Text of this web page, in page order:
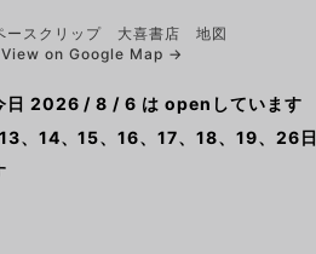
View on Google Map →
日 2026 / 8 / 6 は openしています
、14、15、16、17、18、19、26日